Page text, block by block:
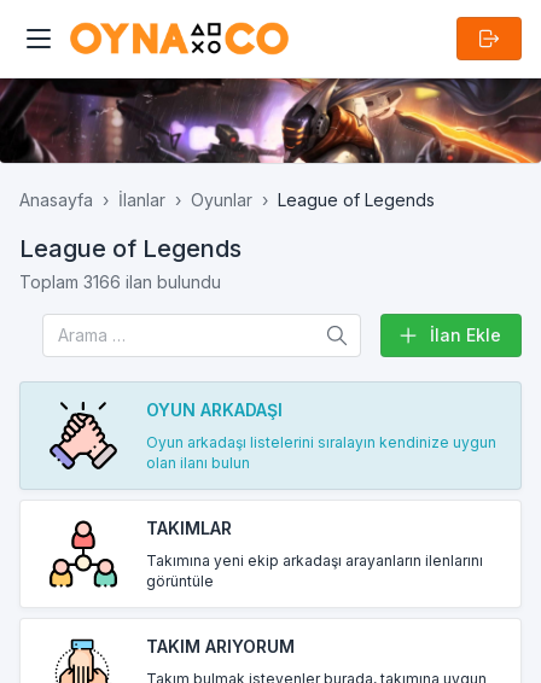
Anasayfa İlanlar Oyunlar League of Legends
League of Legends
Toplam 3166 ilan bulundu
İlan Ekle
OYUN ARKADAŞI
Oyun arkadaşı listelerini sıralayın kendinize uygun
olan ilanı bulun
TAKIMLAR
Takımına yeni ekip arkadaşı arayanların ilenlarını
görüntüle
TAKIM ARIYORUM
Takım bulmak isteyenler burada, takımına uygun